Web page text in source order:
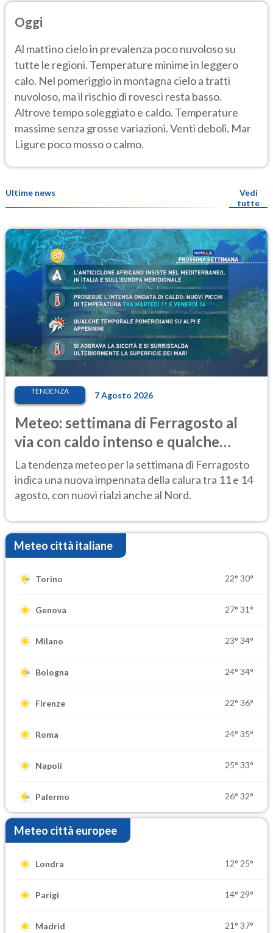
Oggi
Al mattino cielo in prevalenza poco nuvoloso su
tutte le regioni. Temperature minime in leggero
calo. Nel pomeriggio in montagna cielo a tratti
nuvoloso, ma il rischio di rovesci resta basso.
Altrove tempo soleggiato e caldo. Temperature
massime senza grosse variazioni. Venti deboli. Mar
Ligure poco mosso o calmo.
Ultime news
Vedi
tutte
TENDENZA 7 Agosto 2026
Meteo: settimana di Ferragosto al
via con caldo intenso e qualche
temporale
La tendenza meteo per la settimana di Ferragosto
indica una nuova impennata della calura tra 11 e 14
agosto, con nuovi rialzi anche al Nord.
Meteo città italiane
Torino 22° 30°
Genova 27° 31°
Milano 23° 34°
Bologna 24° 34°
Firenze 22° 36°
Roma 24° 35°
Napoli 25° 33°
Palermo 26° 32°
Meteo città europee
Londra 12° 25°
Parigi 14° 29°
Madrid 21° 37°